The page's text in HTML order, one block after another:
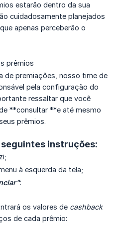
estarão dentro da sua
cuidadosamente planejados
apenas perceberão o
prêmios
de premiações, nosso time de
pela configuração do
ressaltar que você
**consultar **e até mesmo
prêmios.
instruções:
menu à esquerda da tela;
:
os valores de
cashback
de cada prêmio: